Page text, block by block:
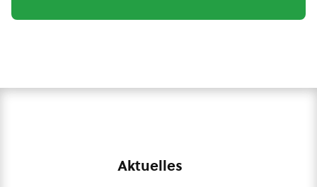
Aktuelles